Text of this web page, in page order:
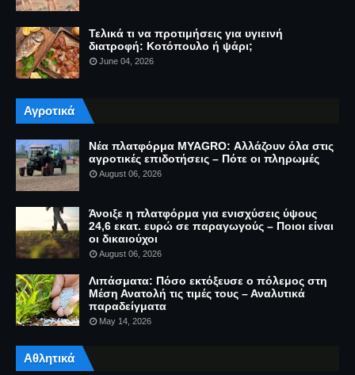
Τελικά τι να προτιμήσεις για υγιεινή
διατροφή: Κοτόπουλο ή ψάρι;
June 04, 2026
Αγροτικά
Νέα πλατφόρμα MYAGRO: Αλλάζουν όλα στις
αγροτικές επιδοτήσεις – Πότε οι πληρωμές
August 06, 2026
Άνοιξε η πλατφόρμα για ενισχύσεις ύψους
24,6 εκατ. ευρώ σε παραγωγούς – Ποιοι είναι
οι δικαιούχοι
August 06, 2026
Λιπάσματα: Πόσο εκτόξευσε ο πόλεμος στη
Μέση Ανατολή τις τιμές τους – Αναλυτικά
παραδείγματα
May 14, 2026
Αθλητικά